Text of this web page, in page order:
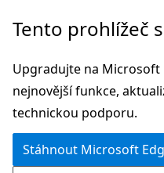
Přeskočit
hlavní
obsah
Tento prohlížeč
Upgradujte na Microsoft
nejnovější funkce,
technickou podporu.
Stáhnout Microsoft